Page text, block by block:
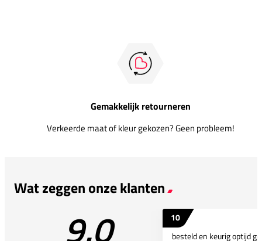
Gemakkelijk retourneren
Verkeerde maat of kleur gekozen? Geen probleem!
Wat zeggen onze klanten
9.0
10
besteld en keurig optijd